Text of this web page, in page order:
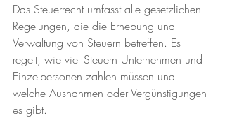
Das Steuerrecht umfasst alle gesetzlichen
Regelungen, die die Erhebung und
Verwaltung von Steuern betreffen. Es
regelt, wie viel Steuern Unternehmen und
Einzelpersonen zahlen müssen und
welche Ausnahmen oder Vergünstigungen
es gibt.